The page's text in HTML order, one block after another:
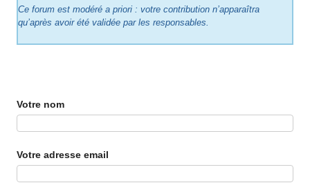
Ce forum est modéré a priori : votre contribution n’apparaîtra
qu’après avoir été validée par les responsables.
Votre nom
Votre adresse email